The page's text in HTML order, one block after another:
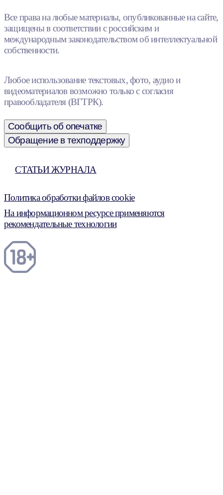
Все права на любые материалы, опубликованные на сайте,
защищены в соответствии с российским и
международным законодательством об интеллектуальной
собственности.
Любое использование текстовых, фото, аудио и
видеоматериалов возможно только с согласия
правообладателя (ВГТРК).
Сообщить об опечатке
Обращение в техподдержку
СТАТЬИ ЖУРНАЛА
Политика обработки файлов cookie
На информационном ресурсе применяются
рекомендательные технологии